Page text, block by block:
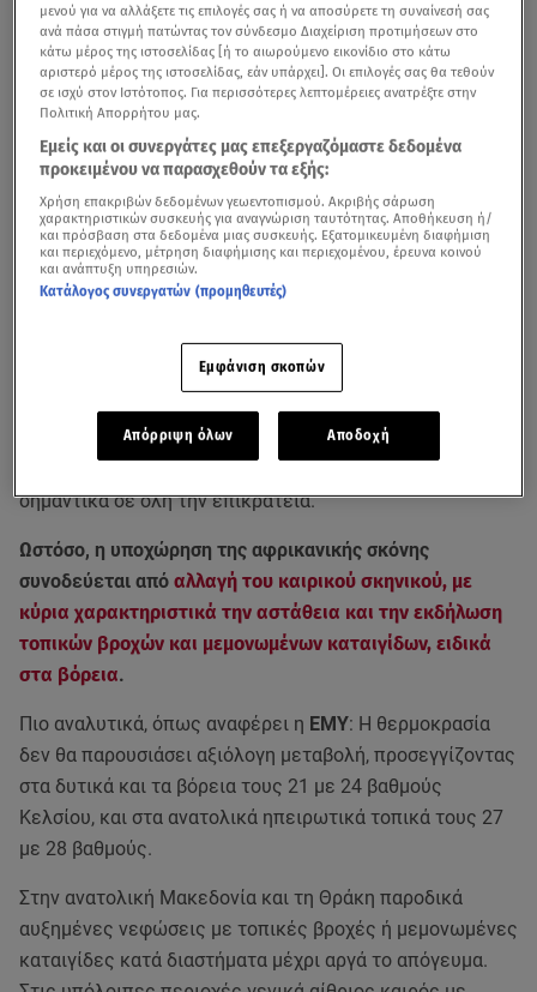
Ολοκληρώνεται σταδιακά η επέλαση της
αφρικανικής
σκόνηςστην Ελλάδα, καθώς το βαρομετρικό χαμηλό που
ευθύνεται για τη μεταφορά της απομακρύνεται ταχέως.
Ήδη από το απόγευμα του Σαββάτου, 15/5, οι
στα νότια και τα ανατολικά τμήματα, με τα δυτικά της
Κρήτης να καταγράφουν τις υψηλότερες συγκεντρώσεις
κοντά στο έδαφος κατά τις βραδινές ώρες. Η οριστική
βελτίωση της ατμόσφαιρας θα επέλθει από τις πρώτες
σημαντικά σε όλη την επικράτεια.
Ωστόσο, η υποχώρηση της αφρικανικής σκόνης
συνοδεύεται από αλλαγή του καιρικού σκηνικού, με
κύρια χαρακτηριστικά την αστάθεια και την εκδήλωση
τοπικών βροχών και μεμονωμένων καταιγίδων, ειδικά
στα βόρεια.
Πιο αναλυτικά, όπως αναφέρει η ΕΜΥ: Η θερμοκρασία
δεν θα παρουσιάσει αξιόλογη μεταβολή, προσεγγίζοντας
στα δυτικά και τα βόρεια τους 21 με 24 βαθμούς
Κελσίου, και στα ανατολικά ηπειρωτικά τοπικά τους 27
με 28 βαθμούς.
Στην ανατολική Μακεδονία και τη Θράκη παροδικά
αυξημένες νεφώσεις με τοπικές βροχές ή μεμονωμένες
καταιγίδες κατά διαστήματα μέχρι αργά το απόγευμα.
μενού για να αλλάξετε τις επιλογές σας ή να αποσύρετε τη συναίνεσή σας
ανά πάσα στιγμή πατώντας τον σύνδεσμο Διαχείριση προτιμήσεων στο
κάτω μέρος της ιστοσελίδας [ή το αιωρούμενο εικονίδιο στο κάτω
αριστερό μέρος της ιστοσελίδας, εάν υπάρχει]. Οι επιλογές σας θα τεθούν
σε ισχύ στον Ιστότοπος. Για περισσότερες λεπτομέρειες ανατρέξτε στην
Πολιτική Απορρήτου μας.
Εμείς και οι συνεργάτες μας επεξεργαζόμαστε δεδομένα
προκειμένου να παρασχεθούν τα εξής:
Χρήση επακριβών δεδομένων γεωεντοπισμού. Ακριβής σάρωση
χαρακτηριστικών συσκευής για αναγνώριση ταυτότητας. Αποθήκευση ή/
και πρόσβαση στα δεδομένα μιας συσκευής. Εξατομικευμένη διαφήμιση
και περιεχόμενο, μέτρηση διαφήμισης και περιεχομένου, έρευνα κοινού
και ανάπτυξη υπηρεσιών.
Κατάλογος συνεργατών (προμηθευτές)
Εμφάνιση σκοπών
Απόρριψη όλων Αποδοχή